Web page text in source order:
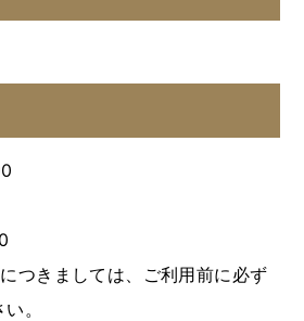
つきましては、ご利用前に必ず
。